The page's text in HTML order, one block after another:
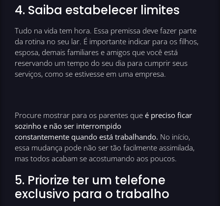
4. Saiba estabelecer limites
Tudo na vida tem hora. Essa premissa deve fazer parte
da rotina no seu lar. É importante indicar para os filhos,
esposa, demais familiares e amigos que você está
reservando um tempo do seu dia para cumprir seus
serviços, como se estivesse em uma empresa.
Procure mostrar para os parentes que é preciso ficar
sozinho e não ser interrompido
constantemente quando está trabalhando. No início,
essa mudança pode não ser tão facilmente assimilada,
mas todos acabam se acostumando aos poucos.
5. Priorize ter um telefone
exclusivo para o trabalho